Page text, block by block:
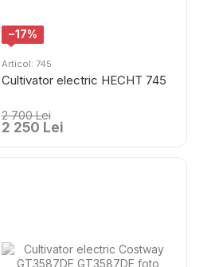
−17%
Articol: 745
Cultivator electric HECHT 745
2 700 Lei
2 250 Lei